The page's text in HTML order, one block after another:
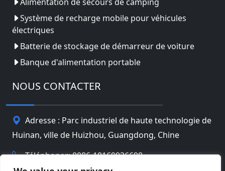
Système de recharge mobile pour véhicules
électriques
Batterie de stockage de démarreur de voiture
Banque d'alimentation portable
NOUS CONTACTER
Adresse : Parc industriel de haute technologie de
Huinan, ville de Huizhou, Guangdong, Chine
Téléphoner: 0086-18169936698